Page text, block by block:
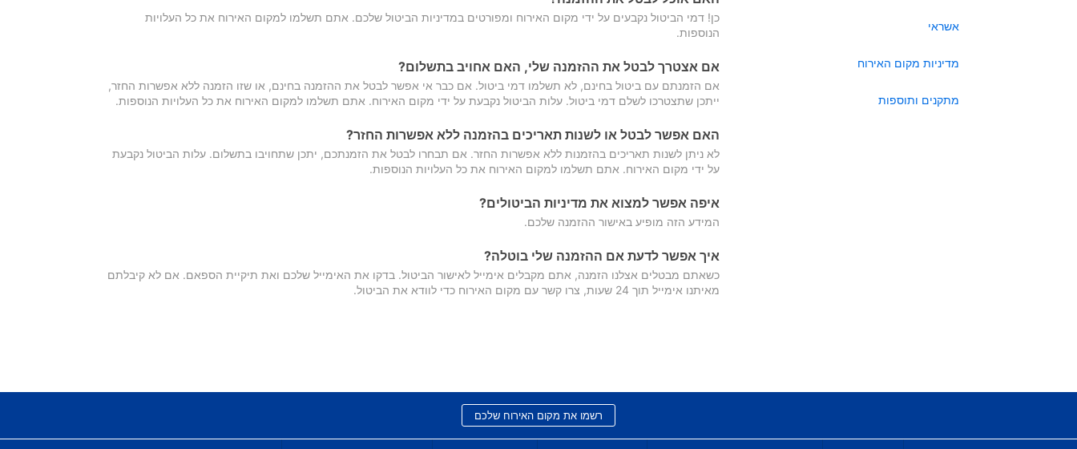
אשראי
מדיניות מקום האירוח
מתקנים ותוספות
כן! דמי הביטול נקבעים על ידי מקום האירוח ומפורטים במדיניות הביטול שלכם. אתם תשלמו למקום האירוח את כל העלויות
הנוספות.
אם אצטרך לבטל את ההזמנה שלי, האם אחויב בתשלום?
אם הזמנתם עם ביטול בחינם, לא תשלמו דמי ביטול. אם כבר אי אפשר לבטל את ההזמנה בחינם, או שזו הזמנה ללא אפשרות החזר,
ייתכן שתצטרכו לשלם דמי ביטול. עלות הביטול נקבעת על ידי מקום האירוח. אתם תשלמו למקום האירוח את כל העלויות הנוספות.
האם אפשר לבטל או לשנות תאריכים בהזמנה ללא אפשרות החזר?
לא ניתן לשנות תאריכים בהזמנות ללא אפשרות החזר. אם תבחרו לבטל את הזמנתכם, יתכן שתחויבו בתשלום. עלות הביטול נקבעת
על ידי מקום האירוח. אתם תשלמו למקום האירוח את כל העלויות הנוספות.
איפה אפשר למצוא את מדיניות הביטולים?
המידע הזה מופיע באישור ההזמנה שלכם.
איך אפשר לדעת אם ההזמנה שלי בוטלה?
כשאתם מבטלים אצלנו הזמנה, אתם מקבלים אימייל לאישור הביטול. בדקו את האימייל שלכם ואת תיקיית הספאם. אם לא קיבלתם
מאיתנו אימייל תוך 24 שעות, צרו קשר עם מקום האירוח כדי לוודא את הביטול.
רשמו את מקום האירוח שלכם